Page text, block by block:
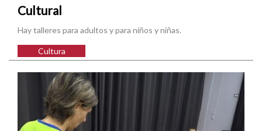
Cultural
Hay talleres para adultos y para niños y niñas.
Cultura